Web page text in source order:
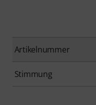
Artikelnummer
Stimmung